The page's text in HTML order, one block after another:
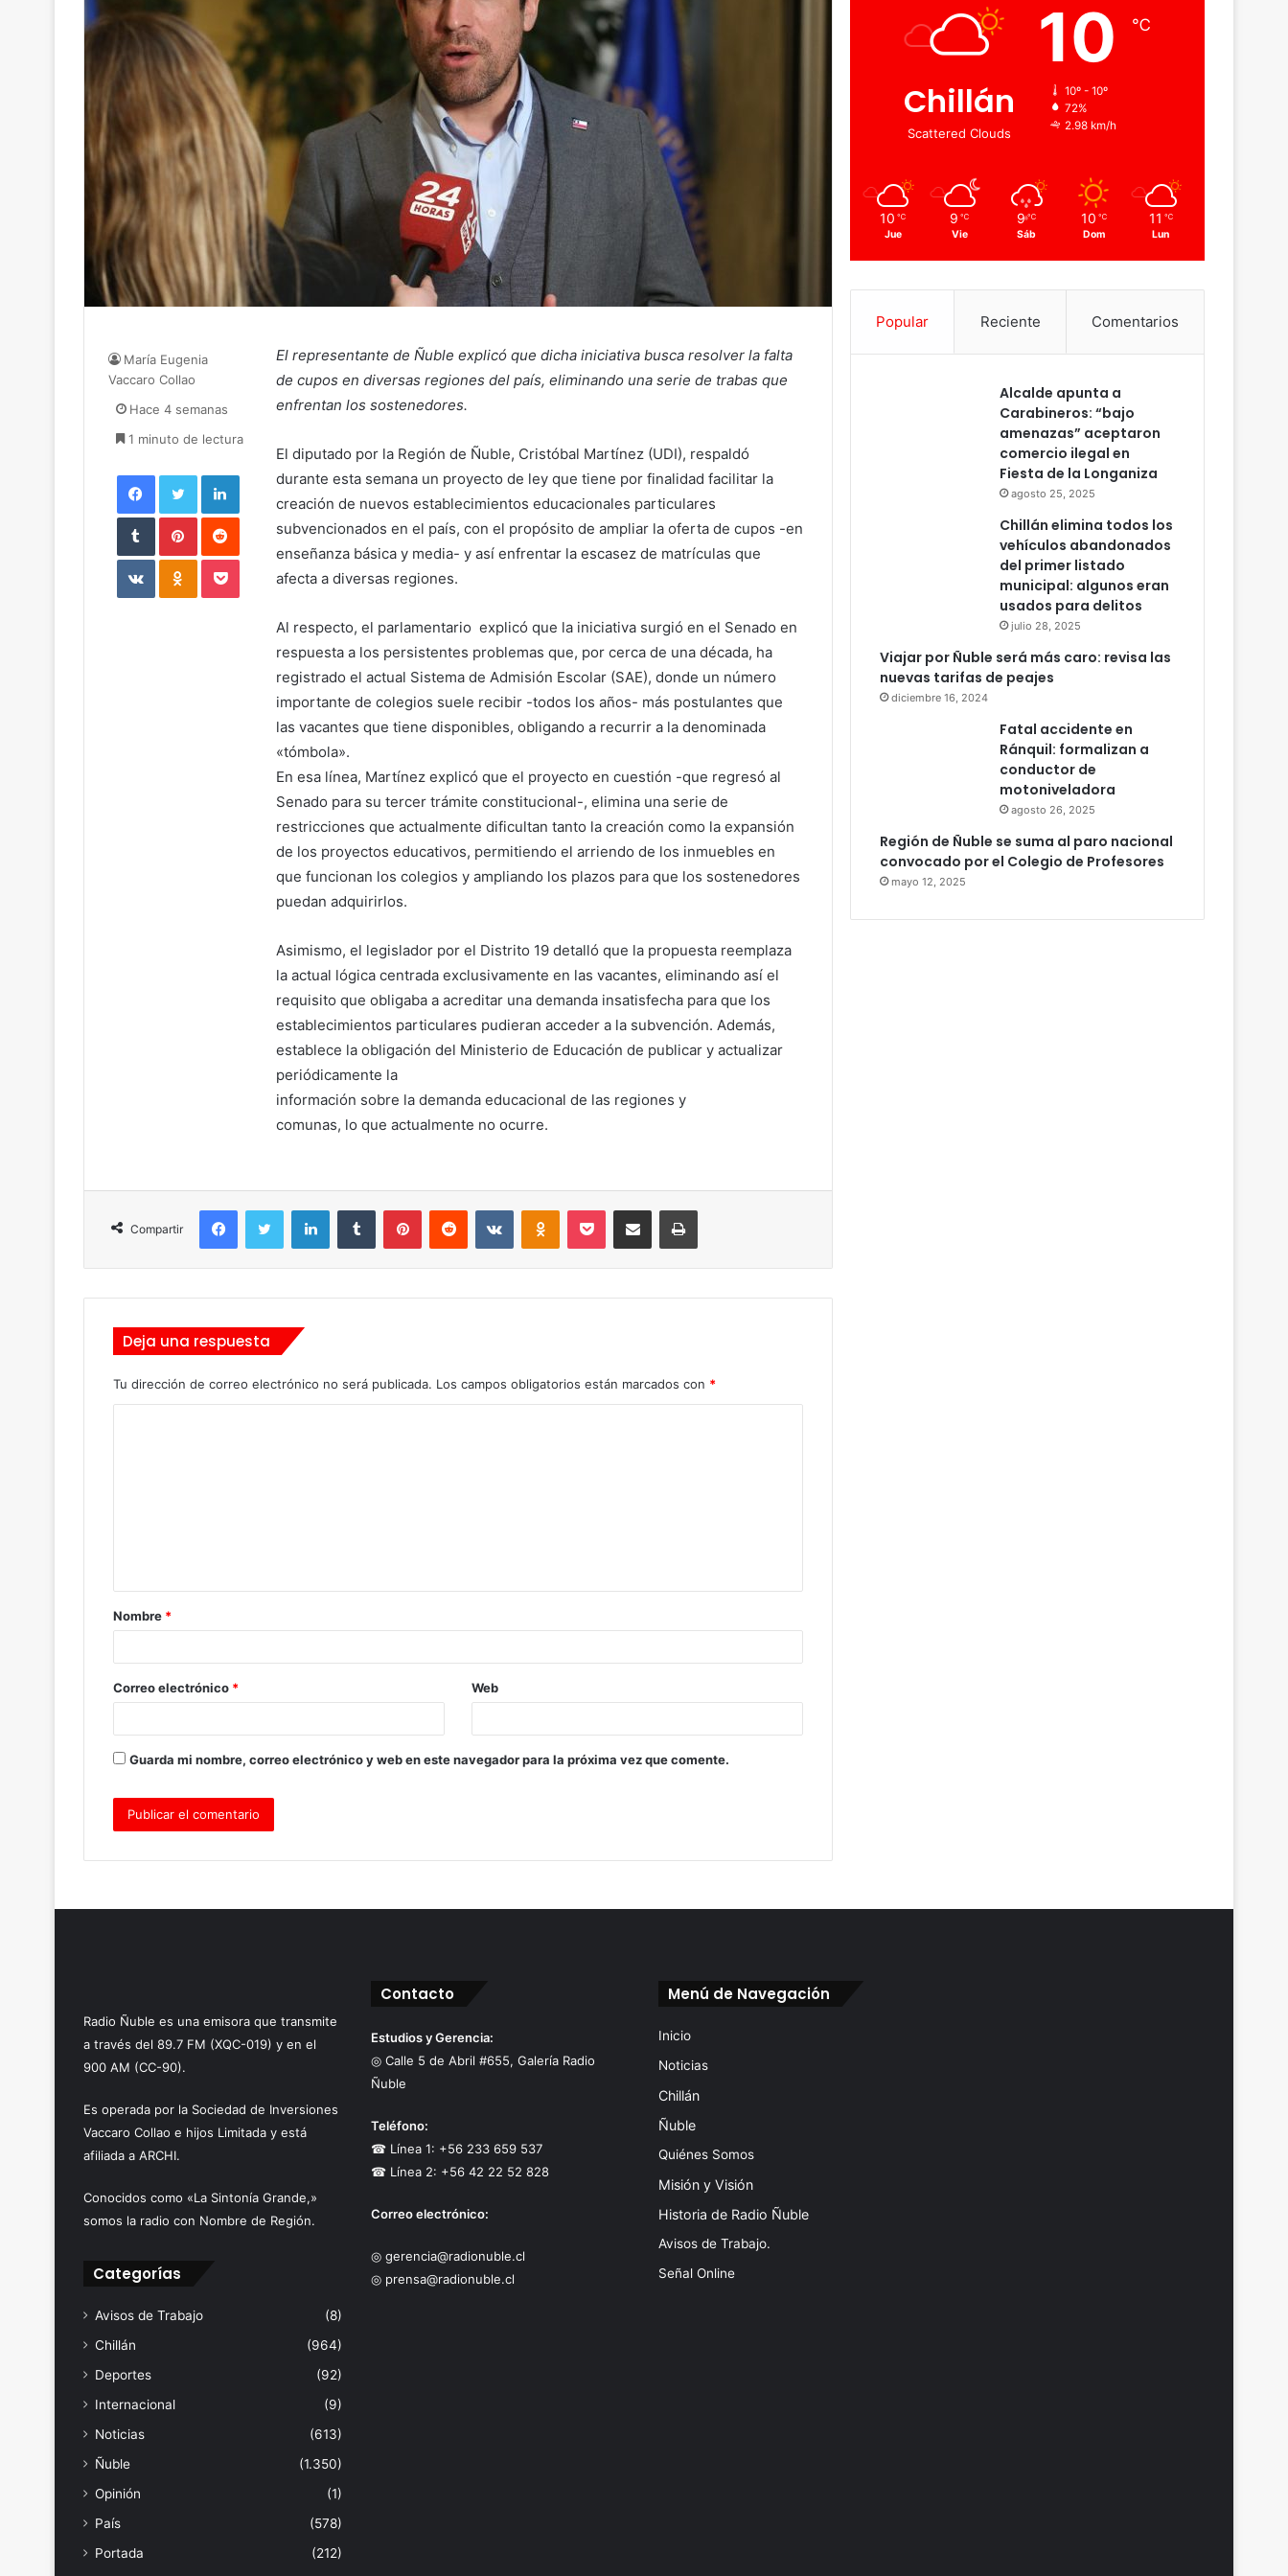
El representante de Ñuble explicó que dicha iniciativa busca resolver la falta
de cupos en diversas regiones del país, eliminando una serie de trabas que
enfrentan los sostenedores.
El diputado por la Región de Ñuble, Cristóbal Martínez (UDI), respaldó
durante esta semana un proyecto de ley que tiene por finalidad facilitar la
creación de nuevos establecimientos educacionales particulares
subvencionados en el país, con el propósito de ampliar la oferta de cupos -en
enseñanza básica y media- y así enfrentar la escasez de matrículas que
afecta a diversas regiones.
Al respecto, el parlamentario explicó que la iniciativa surgió en el Senado en
respuesta a los persistentes problemas que, por cerca de una década, ha
registrado el actual Sistema de Admisión Escolar (SAE), donde un número
importante de colegios suele recibir -todos los años- más postulantes que
las vacantes que tiene disponibles, obligando a recurrir a la denominada
«tómbola».
En esa línea, Martínez explicó que el proyecto en cuestión -que regresó al
Senado para su tercer trámite constitucional-, elimina una serie de
restricciones que actualmente dificultan tanto la creación como la expansión
de los proyectos educativos, permitiendo el arriendo de los inmuebles en
que funcionan los colegios y ampliando los plazos para que los sostenedores
puedan adquirirlos.
Asimismo, el legislador por el Distrito 19 detalló que la propuesta reemplaza
la actual lógica centrada exclusivamente en las vacantes, eliminando así el
requisito que obligaba a acreditar una demanda insatisfecha para que los
establecimientos particulares pudieran acceder a la subvención. Además,
establece la obligación del Ministerio de Educación de publicar y actualizar
periódicamente la
información sobre la demanda educacional de las regiones y
comunas, lo que actualmente no ocurre.
María Eugenia
Vaccaro Collao
Hace 4 semanas
1 minuto de lectura
Facebook Twitter LinkedIn
Tumblr Pinterest Reddit
VKontakte Odnoklassniki Pocket
Compartir
Deja una respuesta
Tu dirección de correo electrónico no será publicada. Los campos obligatorios están marcados con *
a
r
*
Nombre *
Correo electrónico * Web
Guarda mi nombre, correo electrónico y web en este navegador para la próxima vez que comente.
Chillán
Scattered Clouds
10 ℃
10º - 10º
72%
2.98 km/h
10 ℃
Jue
9 ℃
Vie
9 ℃
Sáb
10 ℃
Dom
11 ℃
Lun
Popular Reciente Comentarios
Alcalde apunta a
Carabineros: “bajo
amenazas” aceptaron
comercio ilegal en
Fiesta de la Longaniza
agosto 25, 2025
Chillán elimina todos los
vehículos abandonados
del primer listado
municipal: algunos eran
usados para delitos
julio 28, 2025
Viajar por Ñuble será más caro: revisa las
nuevas tarifas de peajes
diciembre 16, 2024
Fatal accidente en
Ránquil: formalizan a
conductor de
motoniveladora
agosto 26, 2025
Región de Ñuble se suma al paro nacional
convocado por el Colegio de Profesores
mayo 12, 2025
Radio Ñuble es una emisora que transmite
a través del 89.7 FM (XQC-019) y en el
900 AM (CC-90).
Es operada por la Sociedad de Inversiones
Vaccaro Collao e hijos Limitada y está
afiliada a ARCHI.
Conocidos como «La Sintonía Grande,»
somos la radio con Nombre de Región.
Categorías
Avisos de Trabajo
(8)
Chillán
(964)
Deportes
(92)
Internacional
(9)
Noticias
(613)
Ñuble
(1.350)
Opinión
(1)
País
(578)
Portada
(212)
Contacto
Estudios y Gerencia:
◎ Calle 5 de Abril #655, Galería Radio
Ñuble
Teléfono:
☎ Línea 1: +56 233 659 537
☎ Línea 2: +56 42 22 52 828
Correo electrónico:
◎ gerencia@radionuble.cl
◎ prensa@radionuble.cl
Menú de Navegación
Inicio
Noticias
Chillán
Ñuble
Quiénes Somos
Misión y Visión
Historia de Radio Ñuble
Avisos de Trabajo.
Señal Online